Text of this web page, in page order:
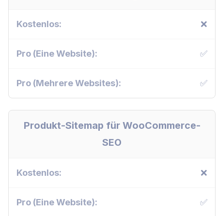
❌
✅
✅
Produkt-Sitemap für WooCommerce-
SEO
❌
✅